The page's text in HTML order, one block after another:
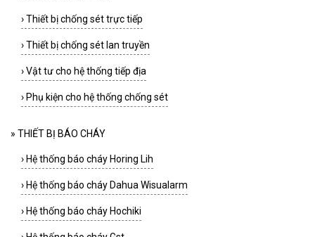
›Thiết bị chống sét trực tiếp
›Thiết bị chống sét lan truyền
›Vật tư cho hệ thống tiếp địa
› Phụ kiện cho hệ thống chống sét
» THIẾT BỊ BÁO CHÁY
› Hệ thống báo cháy Horing Lih
› Hệ thống báo cháy Dahua Wisualarm
› Hệ thống báo cháy Hochiki